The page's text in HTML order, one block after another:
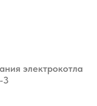
электрокотла
3